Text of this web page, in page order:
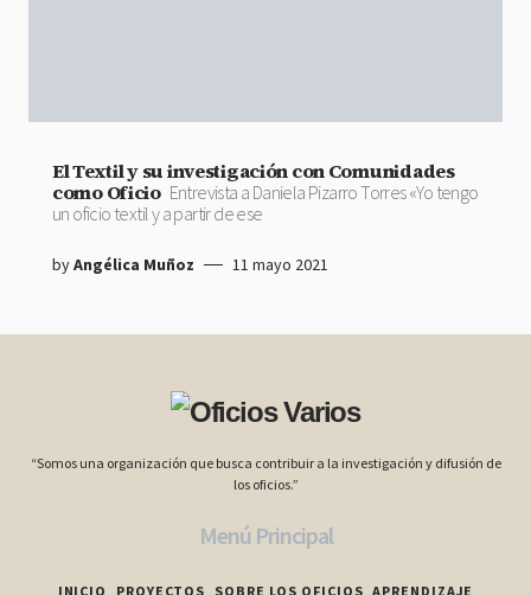
El Textil y su investigación con Comunidades
como Oficio Entrevista a Daniela Pizarro Torres «Yo tengo
un oficio textil y a partir de ese
byAngélica Muñoz 11 mayo 2021
“Somos una organización que busca contribuir a la investigación y difusión de
los oficios.”
Menú Principal
INICIO PROYECTOS SOBRE LOS OFICIOS APRENDIZAJE